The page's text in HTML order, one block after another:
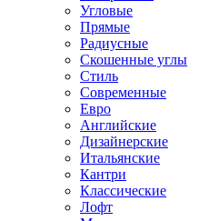
Угловые
Прямые
Радиусные
Скошенные углы
Стиль
Современные
Евро
Английские
Дизайнерские
Итальянские
Кантри
Классические
Лофт